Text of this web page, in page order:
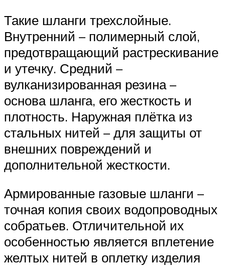
Такие шланги трехслойные.
Внутренний – полимерный слой,
предотвращающий растрескивание
и утечку. Средний –
вулканизированная резина –
основа шланга, его жесткость и
плотность. Наружная плётка из
стальных нитей – для защиты от
внешних повреждений и
дополнительной жесткости.
Армированные газовые шланги –
точная копия своих водопроводных
собратьев. Отличительной их
особенностью является вплетение
желтых нитей в оплетку изделия